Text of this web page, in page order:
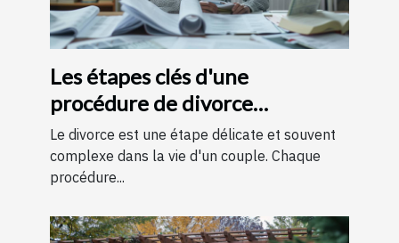
Les étapes clés d'une
procédure de divorce
expliquées simplement
Le divorce est une étape délicate et souvent
complexe dans la vie d'un couple. Chaque
procédure...